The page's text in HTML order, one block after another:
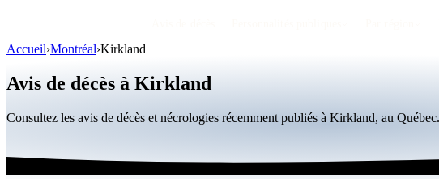
Accueil›Montréal›Kirkland
Avis de décès à Kirkland
Consultez les avis de décès et nécrologies récemment publiés à Kirkland, au